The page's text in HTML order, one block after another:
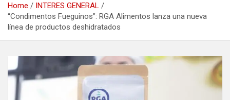
Home
INTERES GENERAL
“Condimentos Fueguinos”: RGA Alimentos lanza una nueva
línea de productos deshidratados